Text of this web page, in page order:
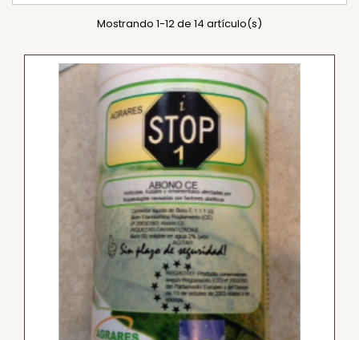
Mostrando 1-12 de 14 artículo(s)